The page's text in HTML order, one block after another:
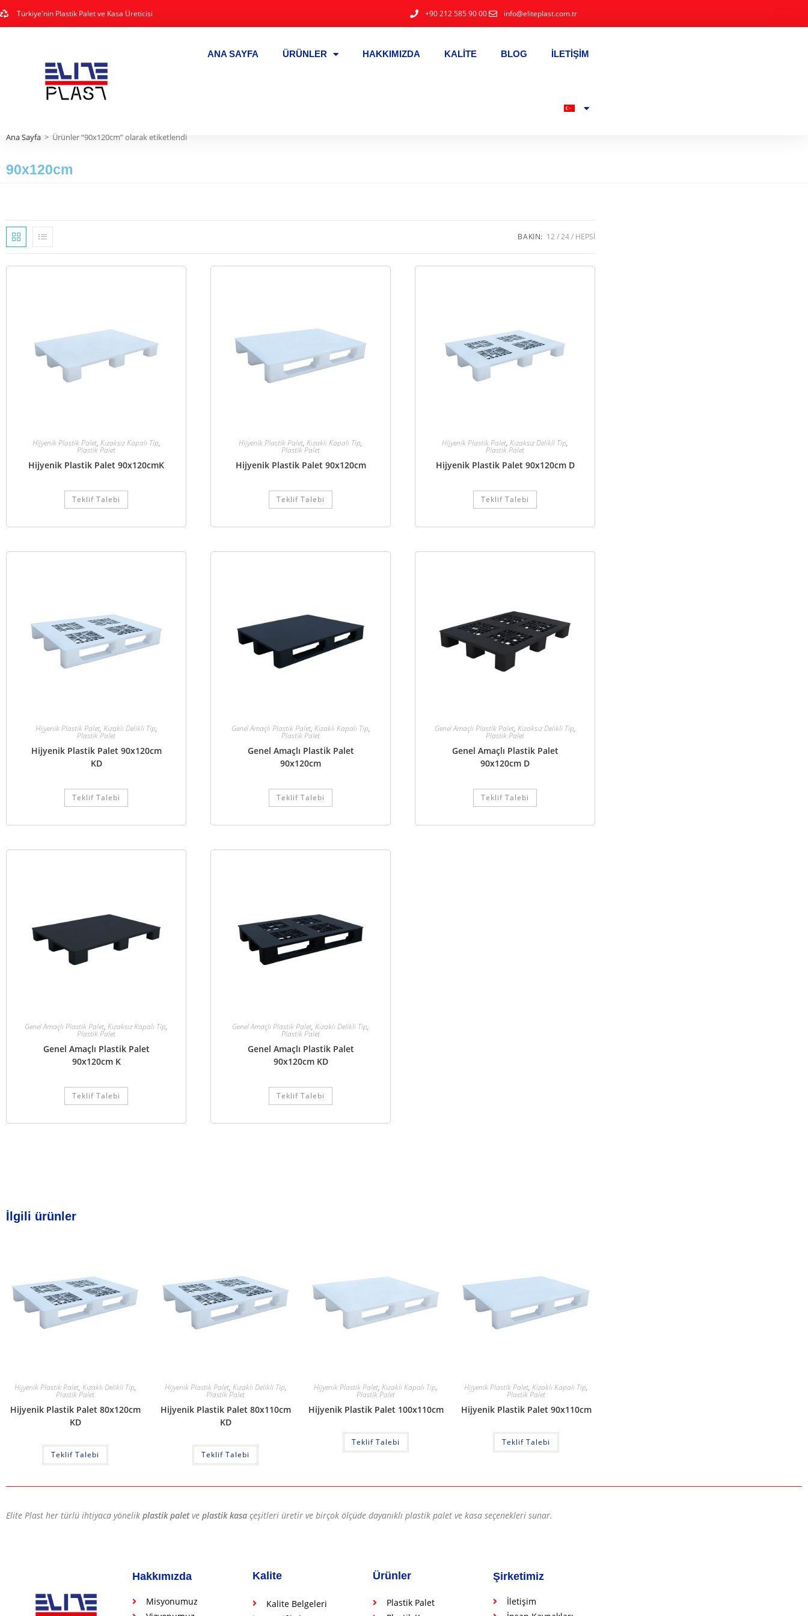
Türkiye'nin Plastik Palet ve Kasa Üreticisi +90 212 585 90 00 info@eliteplast.com.tr
ANA SAYFA ÜRÜNLER HAKKIMIZDA KALITE BLOG İLETIŞIM
Ana Sayfa > Ürünler “90x120cm” olarak etiketlendi
90x120cm
BAKIN: 12 24 HEPSI
Hijyenik Plastik Palet, Kızaksız Kapalı Tip,
Plastik Palet
Hijyenik Plastik Palet 90x120cmK
Teklif Talebi
Hijyenik Plastik Palet, Kızaklı Kapalı Tip,
Plastik Palet
Hijyenik Plastik Palet 90x120cm
Teklif Talebi
Hijyenik Plastik Palet, Kızaksız Delikli Tip,
Plastik Palet
Hijyenik Plastik Palet 90x120cm D
Teklif Talebi
Hijyenik Plastik Palet, Kızaklı Delikli Tip,
Plastik Palet
Hijyenik Plastik Palet 90x120cm
KD
Teklif Talebi
Genel Amaçlı Plastik Palet, Kızaklı Kapalı Tip,
Plastik Palet
Genel Amaçlı Plastik Palet
90x120cm
Teklif Talebi
Genel Amaçlı Plastik Palet, Kızaksız Delikli Tip,
Plastik Palet
Genel Amaçlı Plastik Palet
90x120cm D
Teklif Talebi
Genel Amaçlı Plastik Palet, Kızaksız Kapalı Tip,
Plastik Palet
Genel Amaçlı Plastik Palet
90x120cm K
Teklif Talebi
Genel Amaçlı Plastik Palet, Kızaklı Delikli Tip,
Plastik Palet
Genel Amaçlı Plastik Palet
90x120cm KD
Teklif Talebi
İlgili ürünler
Hijyenik Plastik Palet, Kızaklı Delikli Tip,
Plastik Palet
Hijyenik Plastik Palet 80x120cm
KD
Teklif Talebi
Hijyenik Plastik Palet, Kızaklı Delikli Tip,
Plastik Palet
Hijyenik Plastik Palet 80x110cm
KD
Teklif Talebi
Hijyenik Plastik Palet, Kızaklı Kapalı Tip,
Plastik Palet
Hijyenik Plastik Palet 100x110cm
Teklif Talebi
Hijyenik Plastik Palet, Kızaklı Kapalı Tip,
Plastik Palet
Hijyenik Plastik Palet 90x110cm
Teklif Talebi
Elite Plast her türlü ihtiyaca yönelik plastik paletve plastik kasa çeşitleri üretir ve birçok ölçüde dayanıklı plastik palet ve kasa seçenekleri sunar.
Hakkımızda
Misyonumuz
Kalite
Kalite Belgeleri
Ürünler
Plastik Palet
Şirketimiz
İletişim